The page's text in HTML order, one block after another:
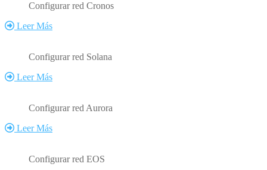
Configurar red Cronos
Leer Más
Configurar red Solana
Leer Más
Configurar red Aurora
Leer Más
Configurar red EOS